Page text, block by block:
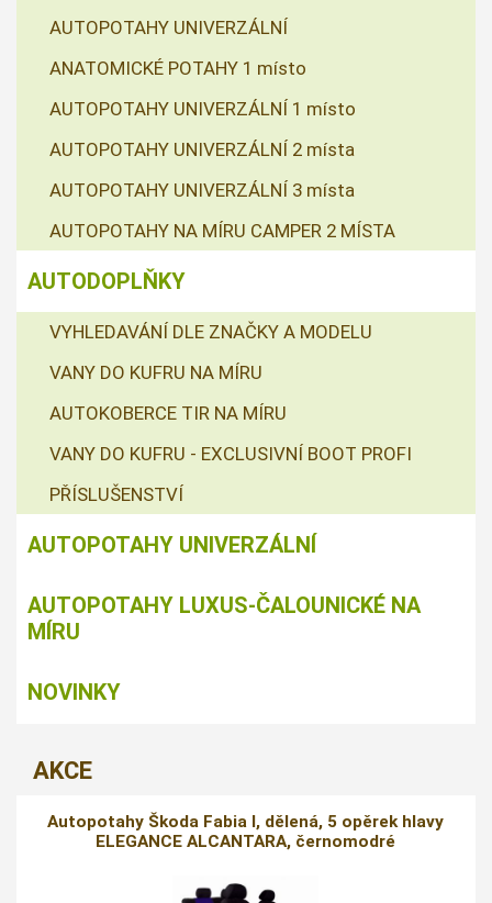
AUTOPOTAHY UNIVERZÁLNÍ
ANATOMICKÉ POTAHY 1 místo
AUTOPOTAHY UNIVERZÁLNÍ 1 místo
AUTOPOTAHY UNIVERZÁLNÍ 2 místa
AUTOPOTAHY UNIVERZÁLNÍ 3 místa
AUTOPOTAHY NA MÍRU CAMPER 2 MÍSTA
AUTODOPLŇKY
VYHLEDAVÁNÍ DLE ZNAČKY A MODELU
VANY DO KUFRU NA MÍRU
AUTOKOBERCE TIR NA MÍRU
VANY DO KUFRU - EXCLUSIVNÍ BOOT PROFI
PŘÍSLUŠENSTVÍ
AUTOPOTAHY UNIVERZÁLNÍ
AUTOPOTAHY LUXUS-ČALOUNICKÉ NA
MÍRU
NOVINKY
AKCE
Autopotahy Škoda Fabia I, dělená, 5 opěrek hlavy
ELEGANCE ALCANTARA, černomodré